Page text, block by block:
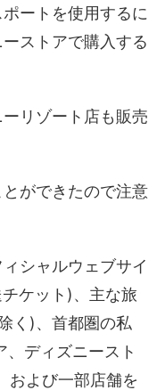
ートを使用するに
ストアで購入する
リゾート店も販売
ができたので注意
シャルウェブサイ
ケット)、主な旅
く)、首都圏の私
ディズニースト
および一部店舗を